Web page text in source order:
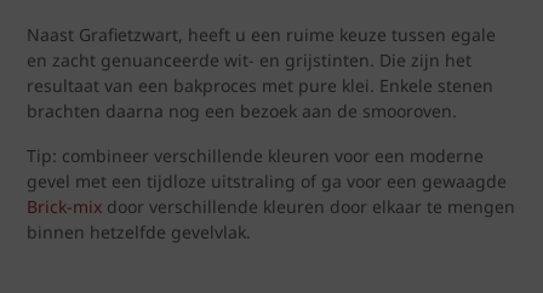
Naast Grafietzwart, heeft u een ruime keuze tussen egale
en zacht genuanceerde wit- en grijstinten. Die zijn het
resultaat van een bakproces met pure klei. Enkele stenen
brachten daarna nog een bezoek aan de smooroven.
Tip: combineer verschillende kleuren voor een moderne
gevel met een tijdloze uitstraling of ga voor een gewaagde
Brick-mix door verschillende kleuren door elkaar te mengen
binnen hetzelfde gevelvlak.